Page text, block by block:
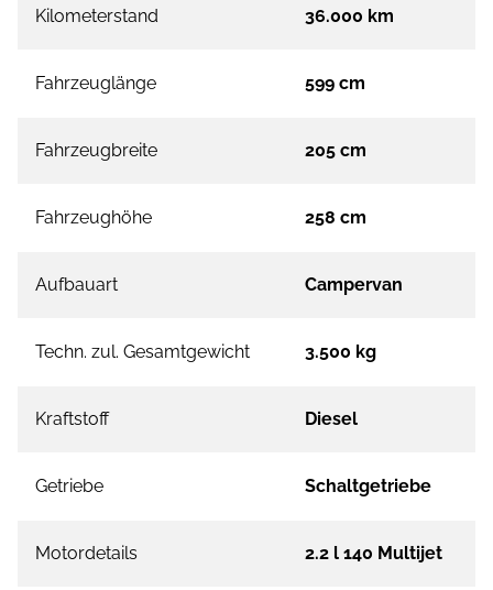
Kilometerstand 36.000 km
Fahrzeuglänge 599 cm
Fahrzeugbreite 205 cm
Fahrzeughöhe 258 cm
Aufbauart Campervan
Techn. zul. Gesamtgewicht 3.500 kg
Kraftstoff Diesel
Getriebe Schaltgetriebe
Motordetails 2.2 l 140 Multijet